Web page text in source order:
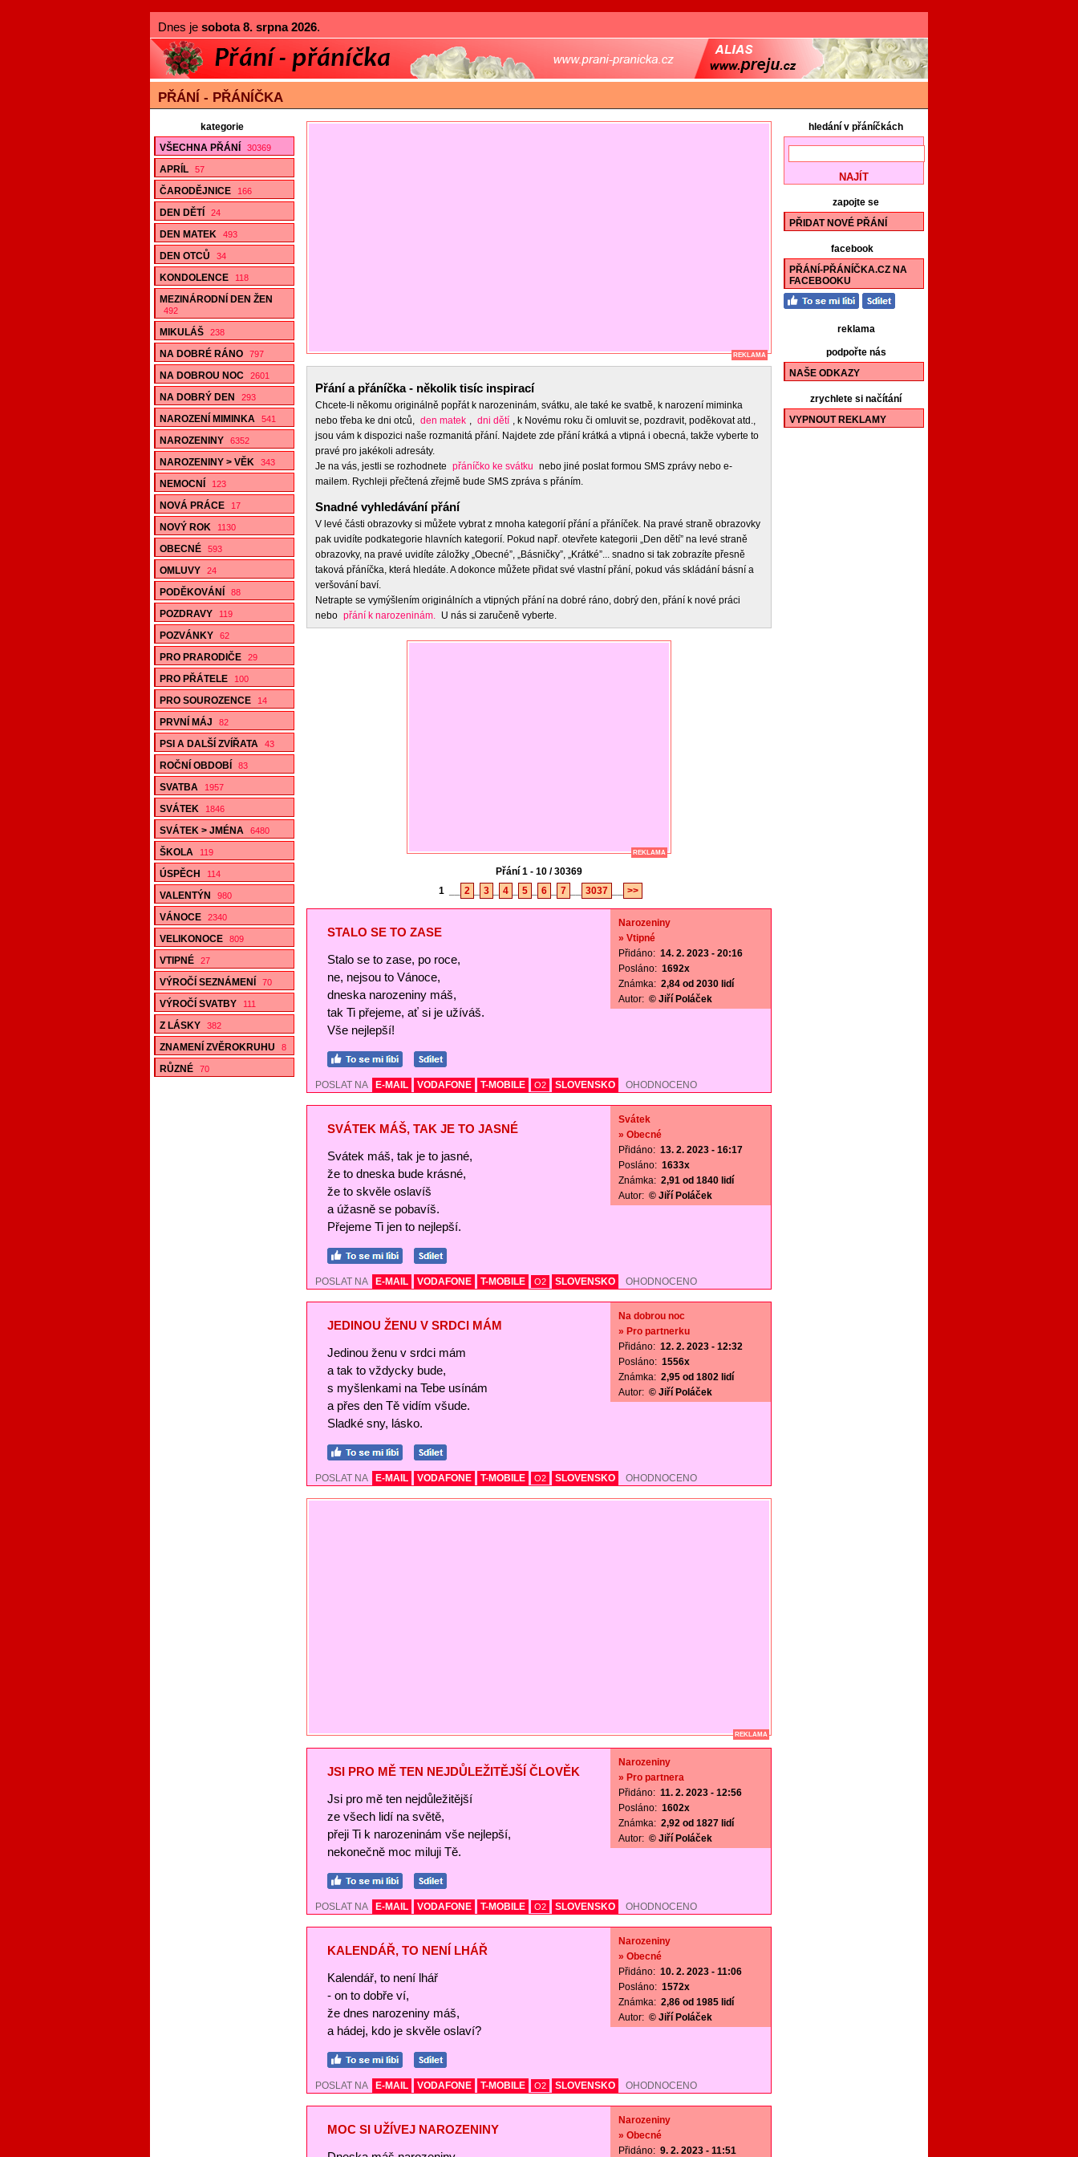
Dnes je sobota 8. srpna 2026.
PŘÁNÍ - PŘÁNÍČKA
kategorie
VŠECHNA PŘÁNÍ
30369
APRÍL 57
ČARODĚJNICE 166
DEN DĚTÍ 24
DEN MATEK 493
DEN OTCŮ 34
KONDOLENCE 118
MEZINÁRODNÍ DEN ŽEN
492
MIKULÁŠ 238
NA DOBRÉ RÁNO 797
NA DOBROU NOC 2601
NA DOBRÝ DEN 293
NAROZENÍ MIMINKA 541
NAROZENINY 6352
NAROZENINY > VĚK 343
NEMOCNÍ 123
NOVÁ PRÁCE 17
NOVÝ ROK 1130
OBECNÉ 593
OMLUVY 24
PODĚKOVÁNÍ 88
POZDRAVY 119
POZVÁNKY 62
PRO PRARODIČE 29
PRO PŘÁTELE 100
PRO SOUROZENCE 14
PRVNÍ MÁJ 82
PSI A DALŠÍ ZVÍŘATA 43
ROČNÍ OBDOBÍ 83
SVATBA 1957
SVÁTEK 1846
SVÁTEK > JMÉNA 6480
ŠKOLA 119
ÚSPĚCH 114
VALENTÝN 980
VÁNOCE 2340
VELIKONOCE 809
VTIPNÉ 27
VÝROČÍ SEZNÁMENÍ 70
VÝROČÍ SVATBY 111
Z LÁSKY 382
ZNAMENÍ ZVĚROKRUHU 8
RŮZNÉ 70
REKLAMA
Přání a přáníčka - několik tisíc inspirací
Chcete-li někomu originálně popřát k narozeninám, svátku, ale také ke svatbě, k narození miminka
nebo třeba ke dni otců, den matek , dni dětí , k Novému roku či omluvit se, pozdravit, poděkovat atd.,
jsou vám k dispozici naše rozmanitá přání. Najdete zde přání krátká a vtipná i obecná, takže vyberte to
pravé pro jakékoli adresáty.
Je na vás, jestli se rozhodnete přáníčko ke svátku nebo jiné poslat formou SMS zprávy nebo e-
mailem. Rychleji přečtená zřejmě bude SMS zpráva s přáním.
Snadné vyhledávání přání
V levé části obrazovky si můžete vybrat z mnoha kategorií přání a přáníček. Na pravé straně obrazovky
pak uvidíte podkategorie hlavních kategorií. Pokud např. otevřete kategorii „Den dětí” na levé straně
obrazovky, na pravé uvidíte záložky „Obecné”, „Básničky”, „Krátké”... snadno si tak zobrazíte přesně
taková přáníčka, která hledáte. A dokonce můžete přidat své vlastní přání, pokud vás skládání básní a
veršování baví.
Netrapte se vymýšlením originálních a vtipných přání na dobré ráno, dobrý den, přání k nové práci
nebo přání k narozeninám. U nás si zaručeně vyberte.
REKLAMA
Přání 1 - 10 / 30369
1
2 3 4 5 6 7 3037 >>
STALO SE TO ZASE
Stalo se to zase, po roce,
ne, nejsou to Vánoce,
dneska narozeniny máš,
tak Ti přejeme, ať si je užíváš.
Vše nejlepší!
Narozeniny
» Vtipné
Přidáno: 14. 2. 2023 - 20:16
Posláno: 1692x
Známka: 2,84 od 2030 lidí
Autor: © Jiří Poláček
POSLAT NA E-MAIL VODAFONE T-MOBILE O2 SLOVENSKO OHODNOCENO
SVÁTEK MÁŠ, TAK JE TO JASNÉ
Svátek máš, tak je to jasné,
že to dneska bude krásné,
že to skvěle oslavíš
a úžasně se pobavíš.
Přejeme Ti jen to nejlepší.
Svátek
» Obecné
Přidáno: 13. 2. 2023 - 16:17
Posláno: 1633x
Známka: 2,91 od 1840 lidí
Autor: © Jiří Poláček
POSLAT NA E-MAIL VODAFONE T-MOBILE O2 SLOVENSKO OHODNOCENO
JEDINOU ŽENU V SRDCI MÁM
Jedinou ženu v srdci mám
a tak to vždycky bude,
s myšlenkami na Tebe usínám
a přes den Tě vidím všude.
Sladké sny, lásko.
Na dobrou noc
» Pro partnerku
Přidáno: 12. 2. 2023 - 12:32
Posláno: 1556x
Známka: 2,95 od 1802 lidí
Autor: © Jiří Poláček
POSLAT NA E-MAIL VODAFONE T-MOBILE O2 SLOVENSKO OHODNOCENO
REKLAMA
JSI PRO MĚ TEN NEJDŮLEŽITĚJŠÍ ČLOVĚK
Jsi pro mě ten nejdůležitější
ze všech lidí na světě,
přeji Ti k narozeninám vše nejlepší,
nekonečně moc miluji Tě.
Narozeniny
» Pro partnera
Přidáno: 11. 2. 2023 - 12:56
Posláno: 1602x
Známka: 2,92 od 1827 lidí
Autor: © Jiří Poláček
POSLAT NA E-MAIL VODAFONE T-MOBILE O2 SLOVENSKO OHODNOCENO
KALENDÁŘ, TO NENÍ LHÁŘ
Kalendář, to není lhář
- on to dobře ví,
že dnes narozeniny máš,
a hádej, kdo je skvěle oslaví?
Narozeniny
» Obecné
Přidáno: 10. 2. 2023 - 11:06
Posláno: 1572x
Známka: 2,86 od 1985 lidí
Autor: © Jiří Poláček
POSLAT NA E-MAIL VODAFONE T-MOBILE O2 SLOVENSKO OHODNOCENO
MOC SI UŽÍVEJ NAROZENINY
Narozeniny
» Obecné
Přidáno: 9. 2. 2023 - 11:51
hledání v přáníčkách
zapojte se
PŘIDAT NOVÉ PŘÁNÍ
facebook
PŘÁNÍ-PŘÁNÍČKA.CZ NA
FACEBOOKU
reklama
podpořte nás
NAŠE ODKAZY
zrychlete si načítání
VYPNOUT REKLAMY